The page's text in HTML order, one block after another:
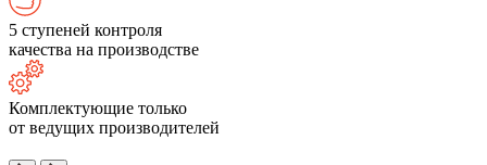
5 ступеней контроля
качества на производстве
Комплектующие только
от ведущих производителей